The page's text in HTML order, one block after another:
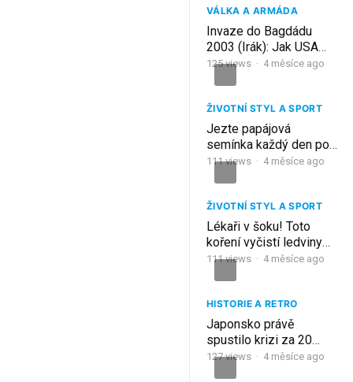
VÁLKA A ARMÁDA
Invaze do Bagdádu
2003 (Irák): Jak USA
Svrhly Režim za 21 Dní
125views · 4 měsíce ago
ŽIVOTNÍ STYL A SPORT
Jezte papájová
semínka každý den po
dobu 7 dní a stane se
111views · 4 měsíce ago
ŽIVOTNÍ STYL A SPORT
Lékaři v šoku! Toto
koření vyčistí ledviny
za 7 dní (95% lidí to
111views · 4 měsíce ago
HISTORIE A RETRO
Japonsko právě
spustilo krizi za 20
bilionů dolarů | Proč má
127views · 4 měsíce ago